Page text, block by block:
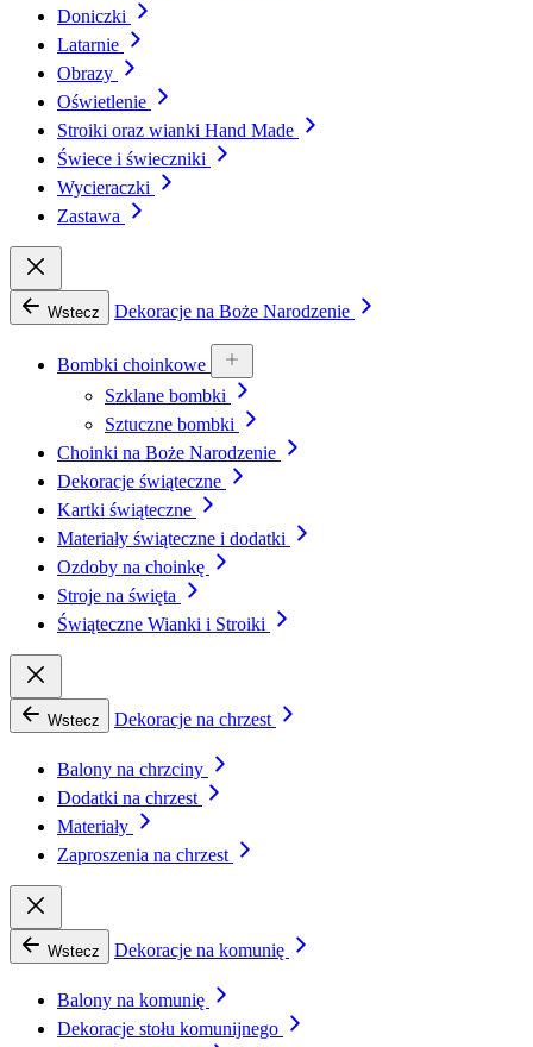
Doniczki
Latarnie
Obrazy
Oświetlenie
Stroiki oraz wianki Hand Made
Świece i świeczniki
Wycieraczki
Zastawa
Wstecz Dekoracje na Boże Narodzenie
Bombki choinkowe
Szklane bombki
Sztuczne bombki
Choinki na Boże Narodzenie
Dekoracje świąteczne
Kartki świąteczne
Materiały świąteczne i dodatki
Ozdoby na choinkę
Stroje na święta
Świąteczne Wianki i Stroiki
Wstecz Dekoracje na chrzest
Balony na chrzciny
Dodatki na chrzest
Materiały
Zaproszenia na chrzest
Wstecz Dekoracje na komunię
Balony na komunię
Dekoracje stołu komunijnego